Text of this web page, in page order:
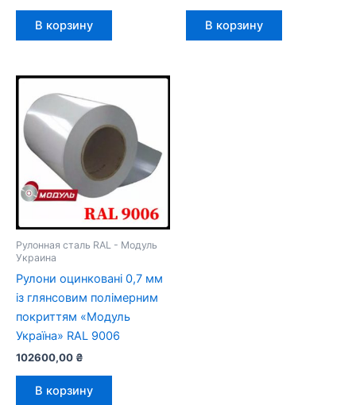
В корзину В корзину
Рулонная сталь RAL - Модуль
Украина
Рулони оцинковані 0,7 мм
із глянсовим полімерним
покриттям «Модуль
Україна» RAL 9006
102600,00 ₴
В корзину